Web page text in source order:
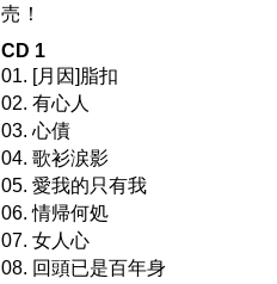
売！
CD 1
01. [月因]脂扣
02. 有心人
03. 心債
04. 歌衫涙影
05. 愛我的只有我
06. 情帰何処
07. 女人心
08. 回頭已是百年身